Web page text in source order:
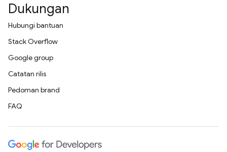
Dukungan
Hubungi bantuan
Stack Overflow
Google group
Catatan rilis
Pedoman brand
FAQ